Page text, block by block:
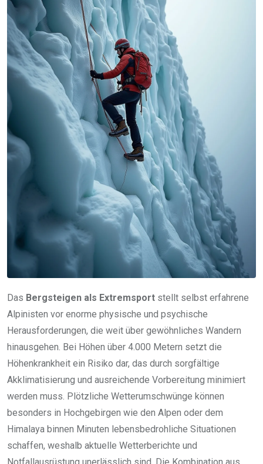
Das Bergsteigen als Extremsport stellt selbst erfahrene
Alpinisten vor enorme physische und psychische
Herausforderungen, die weit über gewöhnliches Wandern
hinausgehen. Bei Höhen über 4.000 Metern setzt die
Höhenkrankheit ein Risiko dar, das durch sorgfältige
Akklimatisierung und ausreichende Vorbereitung minimiert
werden muss. Plötzliche Wetterumschwünge können
besonders in Hochgebirgen wie den Alpen oder dem
Himalaya binnen Minuten lebensbedrohliche Situationen
schaffen, weshalb aktuelle Wetterberichte und